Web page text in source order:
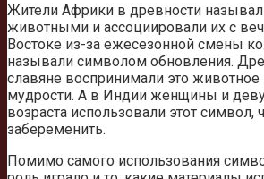
Жители Африки в древности
животными и ассоциировали их с
Востоке из-за ежесезонной смены
называли символом обновления.
славяне воспринимали это
мудрости. А в Индии женщины и
возраста использовали этот символ,
забеременить.
Помимо самого использования